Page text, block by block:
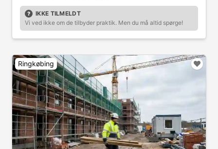
IKKE TILMELDT
Vi ved ikke om de tilbyder praktik. Men du må altid spørge!
Ringkøbing